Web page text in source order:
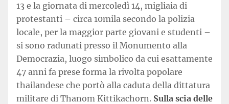
13 e la giornata di mercoledì 14, migliaia di
protestanti – circa 10mila secondo la polizia
locale, per la maggior parte giovani e studenti –
si sono radunati presso il Monumento alla
Democrazia, luogo simbolico da cui esattamente
47 anni fa prese forma la rivolta popolare
thailandese che portò alla caduta della dittatura
militare di Thanom Kittikachorn. Sulla scia delle